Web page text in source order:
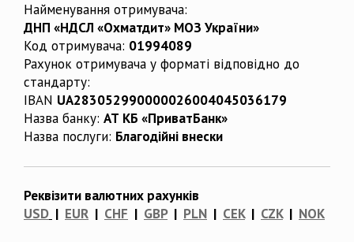
Найменування отримувача:
ДНП «НДСЛ «Охматдит» МОЗ України»
Код отримувача: 01994089
Рахунок отримувача у форматі відповідно до
стандарту:
IBAN UA283052990000026004045036179
Назва банку: АТ КБ «ПриватБанк»
Назва послуги: Благодійні внески
Реквізити валютних рахунків
USD | EUR | CHF | GBP| PLN | CEK| CZK| NOK